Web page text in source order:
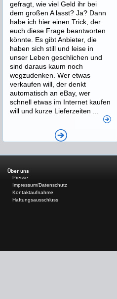
gefragt, wie viel Geld ihr bei
dem großen A lasst? Ja? Dann
habe ich hier einen Trick, der
euch diese Frage beantworten
könnte. Es gibt Anbieter, die
haben sich still und leise in
unser Leben geschlichen und
sind daraus kaum noch
wegzudenken. Wer etwas
verkaufen will, der denkt
automatisch an eBay, wer
schnell etwas im Internet kaufen
will und kurze Lieferzeiten ...
Über uns
Presse
Impressum/Datenschutz
Kontaktaufnahme
Haftungsausschluss